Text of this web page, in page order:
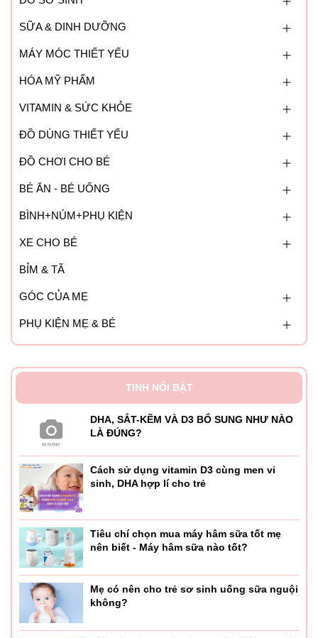
SỮA & DINH DƯỠNG
MÁY MÓC THIẾT YẾU
HÓA MỸ PHẨM
VITAMIN & SỨC KHỎE
ĐỒ DÙNG THIẾT YẾU
ĐỒ CHƠI CHO BÉ
BÉ ĂN - BÉ UỐNG
BÌNH+NÚM+PHỤ KIỆN
XE CHO BÉ
BỈM & TÃ
GÓC CỦA MẸ
PHỤ KIỆN MẸ & BÉ
TINH NỔI BẬT
DHA, SẮT-KẼM VÀ D3 BỔ SUNG NHƯ NÀO
LÀ ĐÚNG?
Cách sử dụng vitamin D3 cùng men vi
sinh, DHA hợp lí cho trẻ
Tiêu chí chọn mua máy hâm sữa tốt mẹ
nên biết - Máy hâm sữa nào tốt?
Mẹ có nên cho trẻ sơ sinh uống sữa nguội
không?